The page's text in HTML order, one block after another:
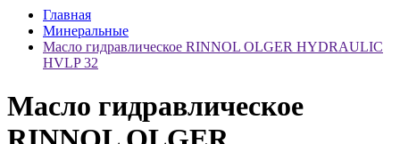
Главная
Минеральные
Масло гидравлическое RINNOL OLGER HYDRAULIC
HVLP 32
Масло гидравлическое